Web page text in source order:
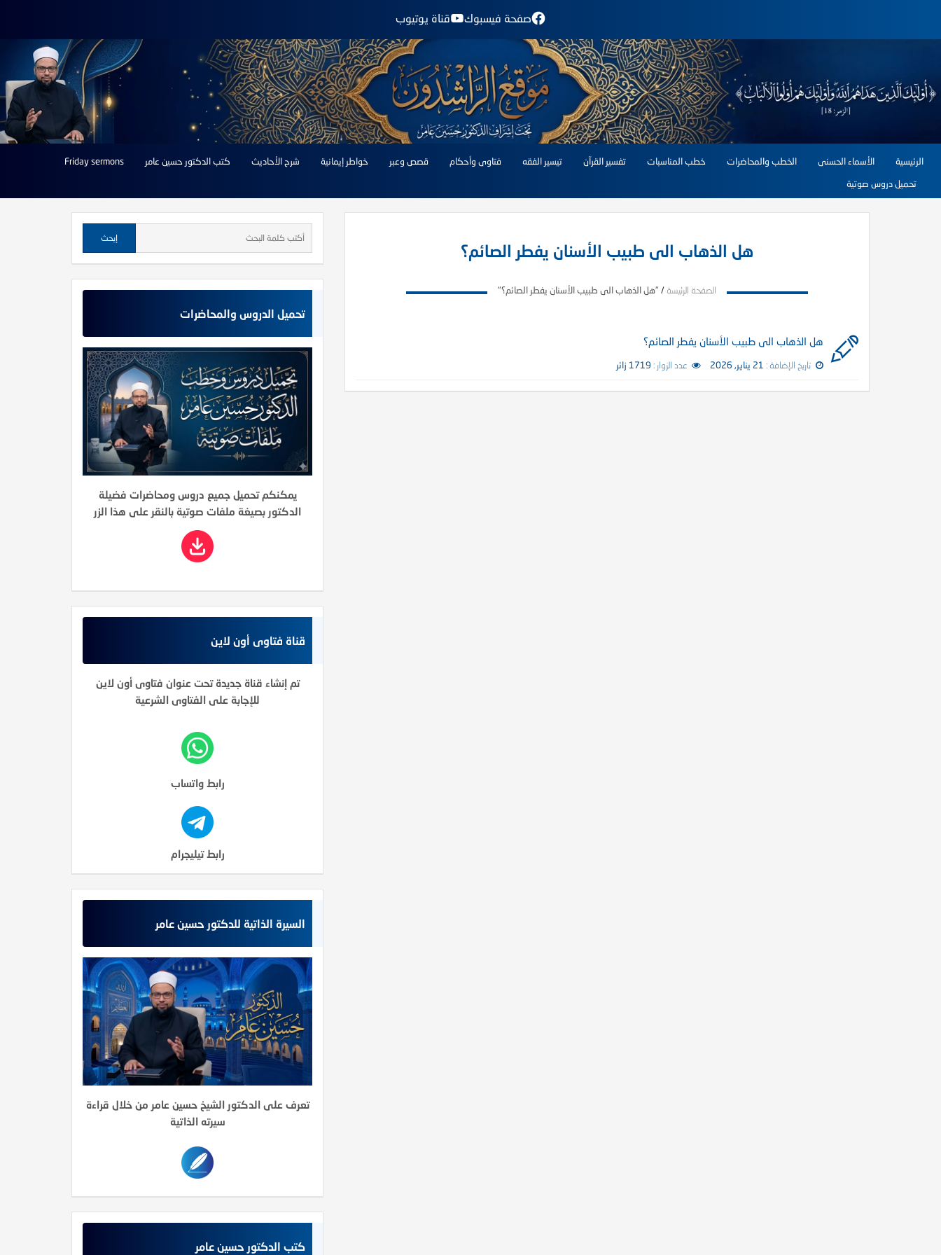
صفحة فيسبوك قناة يوتيوب
الرئيسية الأسماء الحسنى الخطب والمحاضرات خطب المناسبات تفسير القرآن تيسير الفقه فتاوى وأحكام قصص وعبر خواطر إيمانية شرح الأحاديث كتب الدكتور حسين عامر
Friday sermons
تحميل دروس صوتية
هل الذهاب الى طبيب الأسنان يفطر الصائم؟
الصفحة الرئيسة /"هل الذهاب الى طبيب الأسنان يفطر الصائم؟"
هل الذهاب الى طبيب الأسنان يفطر الصائم؟
تاريخ الإضافة : 21 يناير, 2026 عدد الزوار : 1719 زائر
تحميل الدروس والمحاضرات
يمكنكم تحميل جميع دروس ومحاضرات فضيلة
الدكتور بصيغة ملفات صوتية بالنقر على هذا الزر
قناة فتاوى أون لاين
تم إنشاء قناة جديدة تحت عنوان فتاوى أون لاين
للإجابة على الفتاوى الشرعية
رابط واتساب
رابط تيليجرام
السيرة الذاتية للدكتور حسين عامر
تعرف على الدكتور الشيخ حسين عامر من خلال قراءة
سيرته الذاتية
كتب الدكتور حسين عامر